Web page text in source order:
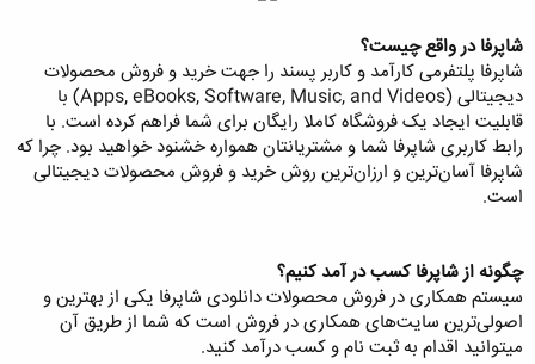
شاپرفا در واقع چیست؟
شاپرفا پلتفرمی کارآمد و کاربر پسند را جهت خرید و فروش محصولات
دیجیتالی (Apps, eBooks, Software, Music, and Videos) با
قابلیت ایجاد یک فروشگاه کاملا رایگان برای شما فراهم کرده است. با
رابط کاربری شاپرفا شما و مشتریانتان همواره خشنود خواهید بود. چرا که
شاپرفا آسان‌ترین و ارزان‌ترین روش خرید و فروش محصولات دیجیتالی
است.
چگونه از شاپرفا کسب در آمد کنیم؟
سیستم همکاری در فروش محصولات دانلودی شاپرفا یکی از بهترین و
اصولی‌ترین سایت‌های همکاری در فروش است که شما از طریق آن
میتوانید اقدام به ثبت نام و کسب درآمد کنید.